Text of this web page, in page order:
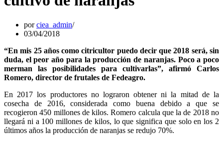
porciea_admin
03/04/2018
“En mis 25 años como citricultor puedo decir que 2018 será, sin
duda, el peor año para la producción de naranjas. Poco a poco
merman las posibilidades para cultivarlas”, afirmó Carlos
Romero, director de frutales de Fedeagro.
En 2017 los productores no lograron obtener ni la mitad de la
cosecha de 2016, considerada como buena debido a que se
recogieron 450 millones de kilos. Romero calcula que la de 2018 no
llegará ni a 100 millones de kilos, lo que significa que solo en los 2
últimos años la producción de naranjas se redujo 70%.